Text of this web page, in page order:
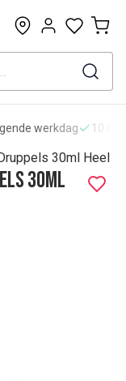
0
werkdag
30ml Heel
30ml